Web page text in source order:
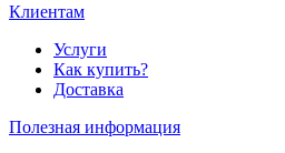
Клиентам
Услуги
Как купить?
Доставка
Полезная информация